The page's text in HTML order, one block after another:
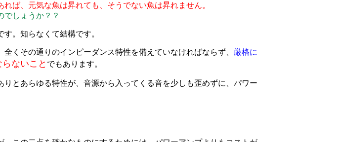
れば、元気な魚は昇れても、そうでない魚は昇れません。
でしょうか？？
。知らなくて結構です。
くその通りのインピーダンス特性を備えていなければならず、 厳格に
ないこと でもあります。
とあらゆる特性が、音源から入ってくる音を少しも歪めずに、パワー